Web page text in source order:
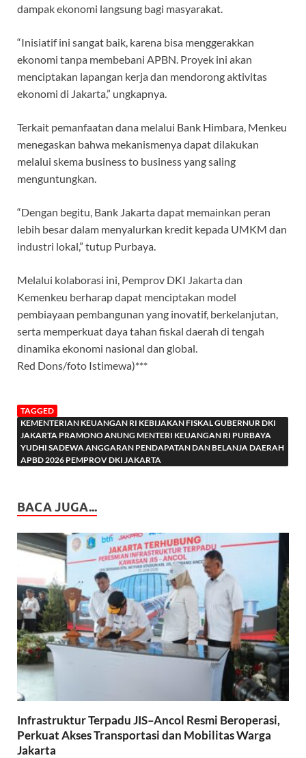
dampak ekonomi langsung bagi masyarakat.
“Inisiatif ini sangat baik, karena bisa menggerakkan
ekonomi tanpa membebani APBN. Proyek ini akan
menciptakan lapangan kerja dan mendorong aktivitas
ekonomi di Jakarta,” ungkapnya.
Terkait pemanfaatan dana melalui Bank Himbara, Menkeu
menegaskan bahwa mekanismenya dapat dilakukan
melalui skema business to business yang saling
menguntungkan.
“Dengan begitu, Bank Jakarta dapat memainkan peran
lebih besar dalam menyalurkan kredit kepada UMKM dan
industri lokal,” tutup Purbaya.
Melalui kolaborasi ini, Pemprov DKI Jakarta dan
Kemenkeu berharap dapat menciptakan model
pembiayaan pembangunan yang inovatif, berkelanjutan,
serta memperkuat daya tahan fiskal daerah di tengah
dinamika ekonomi nasional dan global.
Red Dons/foto Istimewa)***
TAGGED
KEMENTERIAN KEUANGAN RI KEBIJAKAN FISKAL GUBERNUR DKI
JAKARTA PRAMONO ANUNG MENTERI KEUANGAN RI PURBAYA
YUDHI SADEWA ANGGARAN PENDAPATAN DAN BELANJA DAERAH
APBD 2026 PEMPROV DKI JAKARTA
BACA JUGA...
Infrastruktur Terpadu JIS–Ancol Resmi Beroperasi,
Perkuat Akses Transportasi dan Mobilitas Warga
Jakarta